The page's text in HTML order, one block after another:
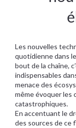
Les nouvelles
quotidienne dans
bout de la chaîne,
indispensables
menace des
même évoquer les
catastrophiques.
En accentuant le
des sources de ce